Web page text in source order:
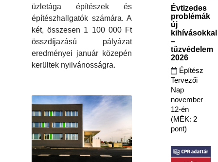
üzletága építészek és
építészhallgatók számára. A
két, összesen 1 100 000 Ft
összdíjazású pályázat
eredményei január közepén
kerültek nyilvánosságra.
Évtizedes
problémák
új
kihívásokkal
–
tűzvédelem
2026
Építész
Tervezői
Nap
november
12-én
(MÉK: 2
pont)